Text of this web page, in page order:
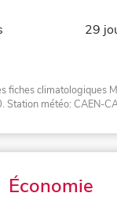
29
fiches climatologiques
. Station météo: CAEN-
Économie